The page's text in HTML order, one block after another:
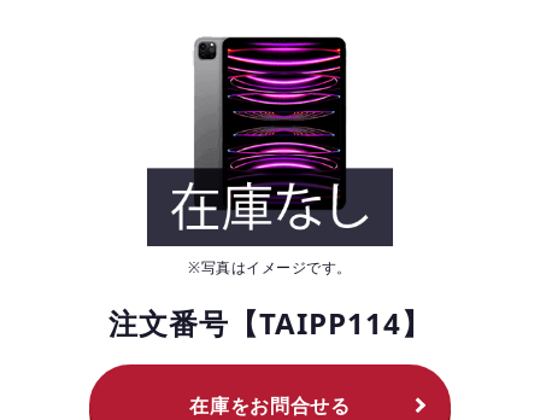
スマホレンタル（iPhone）
タブレットレンタル（iPad）
データ消去・セキュリティについて
長期レンタル・大量導入
Windows 11移行
よくある質問
※写真はイメージです。
注文番号【TAIPP114】
在庫をお問合せる